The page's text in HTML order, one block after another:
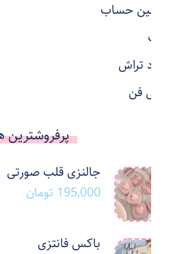
ماشین حساب
ماگ
مداد تراش
مینی فن
پرفروشترین
جالنزی قلب صورتی
195,000 تومان
باکس فانتزی